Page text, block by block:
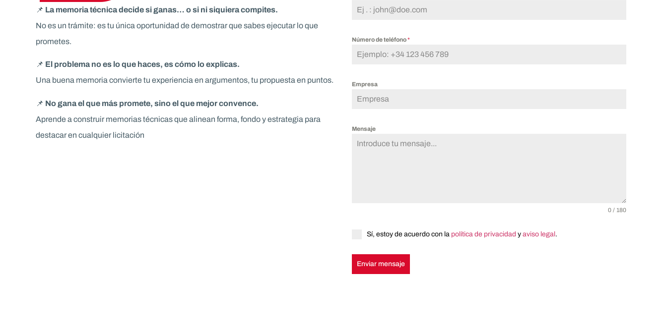
📌 La memoria técnica decide si ganas… o si ni siquiera compites.
No es un trámite: es tu única oportunidad de demostrar que sabes ejecutar lo que
prometes.
📌 El problema no es lo que haces, es cómo lo explicas.
Una buena memoria convierte tu experiencia en argumentos, tu propuesta en puntos.
📌 No gana el que más promete, sino el que mejor convence.
Aprende a construir memorias técnicas que alinean forma, fondo y estrategia para
destacar en cualquier licitación
Número de teléfono*
Empresa
Mensaje
0 / 180
Sí, estoy de acuerdo con la política de privacidad y aviso legal .
Enviar mensaje